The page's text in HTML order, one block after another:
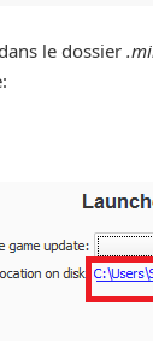
le dossier